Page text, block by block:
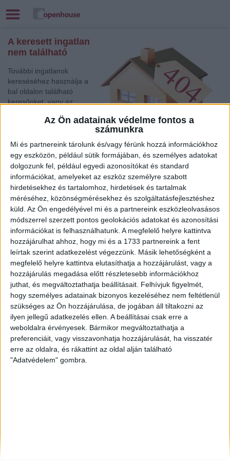
Az Ön adatainak védelme fontos a
számunkra
Mi és partnereink tárolunk és/vagy férünk hozzá információkhoz
egy eszközön, például sütik formájában, és személyes adatokat
dolgozunk fel, például egyedi azonosítókat és standard
információkat, amelyeket az eszköz személyre szabott
hirdetésekhez és tartalomhoz, hirdetések és tartalmak
méréséhez, közönségmérésekhez és szolgáltatásfejlesztéshez
küld. Az Ön engedélyével mi és a partnereink eszközleolvasásos
módszerrel szerzett pontos geolokációs adatokat és azonosítási
információkat is felhasználhatunk. A megfelelő helyre kattintva
hozzájárulhat ahhoz, hogy mi és a 1733 partnereink a fent
leírtak szerint adatkezelést végezzünk. Másik lehetőségként a
megfelelő helyre kattintva elutasíthatja a hozzájárulást, vagy a
hozzájárulás megadása előtt részletesebb információkhoz
juthat, és megváltoztathatja beállításait. Felhívjuk figyelmét,
hogy személyes adatainak bizonyos kezeléséhez nem feltétlenül
szükséges az Ön hozzájárulása, de jogában áll tiltakozni az
ilyen jellegű adatkezelés ellen. A beállításai csak erre a
weboldalra érvényesek. Bármikor megváltoztathatja a
preferenciáit, vagy visszavonhatja hozzájárulását, ha visszatér
erre az oldalra, és rákattint az oldal alján található
"Adatvédelem" gombra.
A keresett ingatlan
nem található
További ingatlanok
kereséséhez használja a
bal oldalon található
keresőnket, vagy az
Békéscsaba
, Eladó Társasházi lakás
Győr, Eladó és Kiadó Társasházi lakás, Családi ház
Kecskemét, Eladó Társasházi lakás
, Eladó Családi ház
Csorna, Eladó Családi ház
Eger, Eladó Családi ház
Tatabánya, Eladó Családi ház
Székesfehérvár, Eladó Társasházi lakás, Családi ház
Debrecen
, Eladó Társasházi lakás, Családi ház